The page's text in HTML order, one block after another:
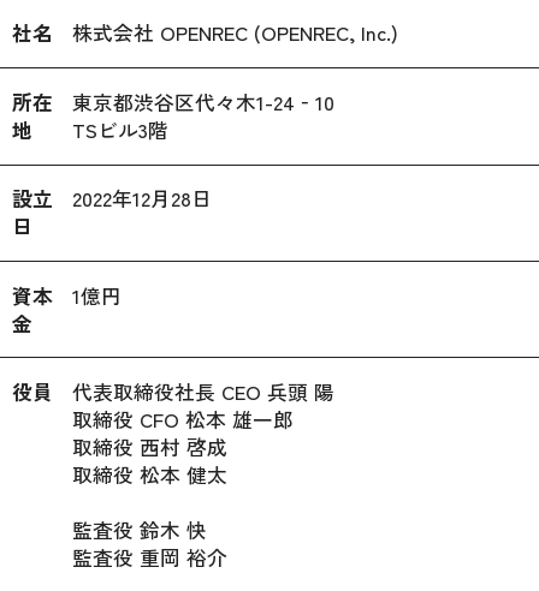
社名 株式会社 OPENREC (OPENREC, Inc.)
所在
地
東京都渋谷区代々木1-24‐10
TSビル3階
設立
日
2022年12月28日
資本
金
1億円
役員
代表取締役社長 CEO 兵頭 陽
取締役 CFO 松本 雄一郎
取締役 西村 啓成
取締役 松本 健太
監査役 鈴木 快
監査役 重岡 裕介